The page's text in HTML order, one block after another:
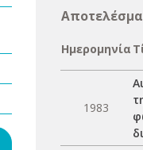
Ημερομηνία
1983